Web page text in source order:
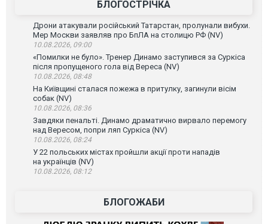
БЛОГОСТРІЧКА
Дрони атакували російський Татарстан, пролунали вибухи.
Мер Москви заявляв про БпЛА на столицю РФ (NV)
10.08.2026, 09:00
«Помилки не було». Тренер Динамо заступився за Суркіса
після пропущеного гола від Вереса (NV)
10.08.2026, 08:48
На Київщині сталася пожежа в притулку, загинули вісім
собак (NV)
10.08.2026, 08:36
Завдяки пенальті. Динамо драматично вирвало перемогу
над Вересом, попри ляп Суркіса (NV)
10.08.2026, 08:24
У 22 польських містах пройшли акції проти нападів
на українців (NV)
10.08.2026, 08:12
БЛОГОЖАБИ